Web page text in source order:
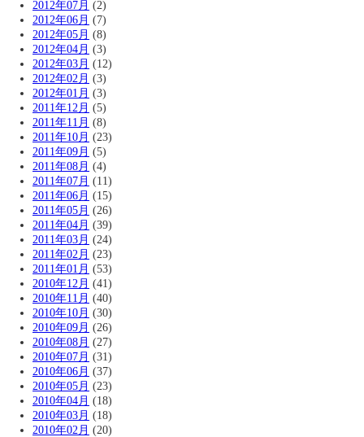
2012年07月 (2)
2012年06月 (7)
2012年05月 (8)
2012年04月 (3)
2012年03月 (12)
2012年02月 (3)
2012年01月 (3)
2011年12月 (5)
2011年11月 (8)
2011年10月 (23)
2011年09月 (5)
2011年08月 (4)
2011年07月 (11)
2011年06月 (15)
2011年05月 (26)
2011年04月 (39)
2011年03月 (24)
2011年02月 (23)
2011年01月 (53)
2010年12月 (41)
2010年11月 (40)
2010年10月 (30)
2010年09月 (26)
2010年08月 (27)
2010年07月 (31)
2010年06月 (37)
2010年05月 (23)
2010年04月 (18)
2010年03月 (18)
2010年02月 (20)